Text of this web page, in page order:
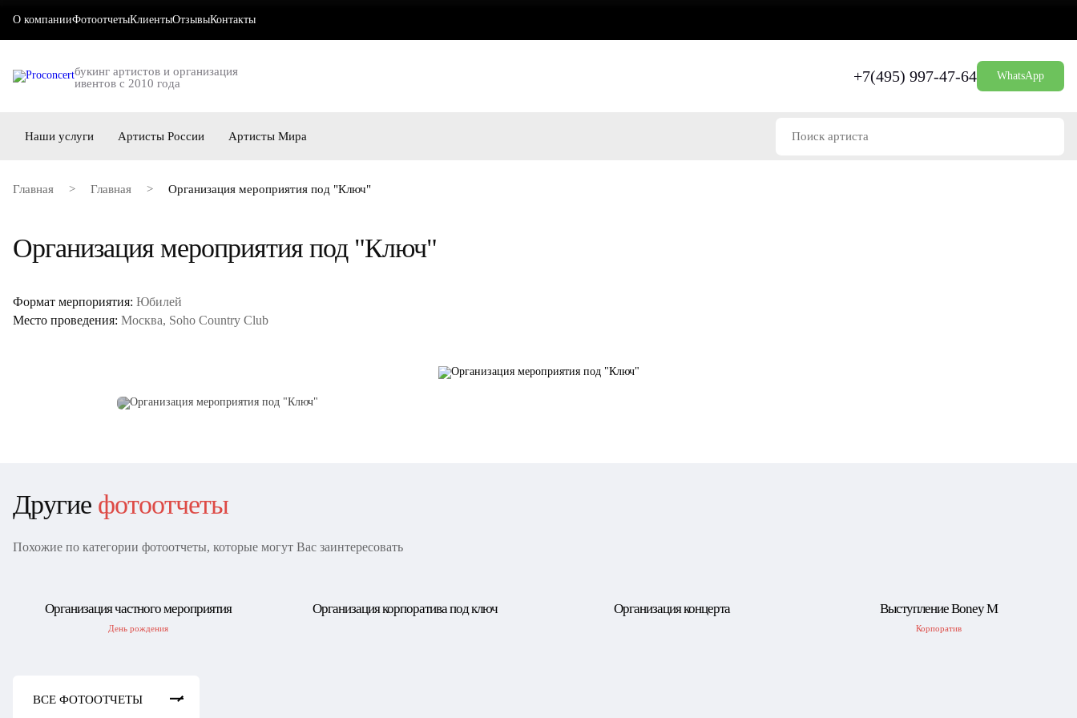
О компанииФотоотчетыКлиентыОтзывыКонтакты
букинг артистов и организация
ивентов с 2010 года
+7(495) 997-47-64 WhatsApp
Наши услуги Артисты России Артисты Мира
Главная > Главная > Организация мероприятия под "Ключ"
Организация мероприятия под "Ключ"
Формат мерпориятия: Юбилей
Место проведения: Москва, Soho Country Club
Другие фотоотчеты
Похожие по категории фотоотчеты, которые могут Вас заинтересовать
Организация частного мероприятия
День рождения
Организация корпоратива под ключ Организация концерта Выступление Boney M
Корпоратив
ВСЕ ФОТООТЧЕТЫ